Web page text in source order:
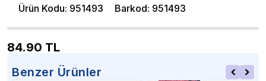
Ürün Kodu: 951493 Barkod: 951493
84.90 TL
Benzer Ürünler